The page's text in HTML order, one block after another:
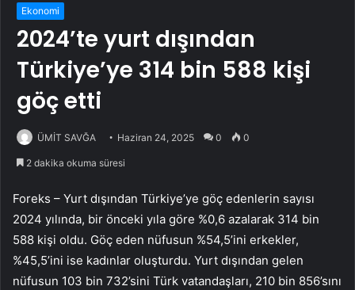
Ekonomi
2024’te yurt dışından
Türkiye’ye 314 bin 588 kişi
göç etti
ÜMİT SAVĞA Haziran 24, 2025 0 0
2 dakika okuma süresi
Foreks – Yurt dışından Türkiye’ye göç edenlerin sayısı
2024 yılında, bir önceki yıla göre %0,6 azalarak 314 bin
588 kişi oldu. Göç eden nüfusun %54,5’ini erkekler,
%45,5’ini ise kadınlar oluşturdu. Yurt dışından gelen
nüfusun 103 bin 732’sini Türk vatandaşları, 210 bin 856’sını